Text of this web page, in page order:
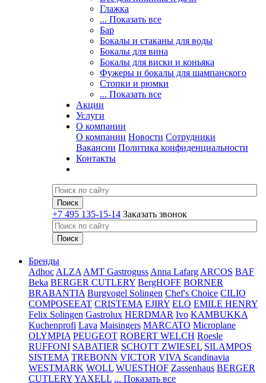
Глажка
... Показать все
Бар
Бокалы и стаканы для воды
Бокалы для вина
Бокалы для виски и коньяка
Фужеры и бокалы для шампанского
Стопки и рюмки
... Показать все
Акции
Услуги
О компании
О компании Новости Сотрудники
Вакансии Политика конфиденциальности
Контакты
+7 495 135-15-14 Заказать звонок
Бренды
Adhoc ALZA AMT Gastroguss Anna Lafarg ARCOS BAF
Beka BERGER CUTLERY BergHOFF BORNER
BRABANTIA Burgvogel Solingen Chef's Choice CILIO
COMPOSEEAT CRISTEMA EJIRY ELO EMILE HENRY
Felix Solingen Gastrolux HERDMAR Ivo KAMBUKKA
Kuchenprofi Lava Maisingers MARCATO Microplane
OLYMPIA PEUGEOT ROBERT WELCH Roesle
RUFFONI SABATIER SCHOTT ZWIESEL SILAMPOS
SISTEMA TREBONN VICTOR VIVA Scandinavia
WESTMARK WOLL WUESTHOF Zassenhaus BERGER
CUTLERYYAXELL ... Показать все